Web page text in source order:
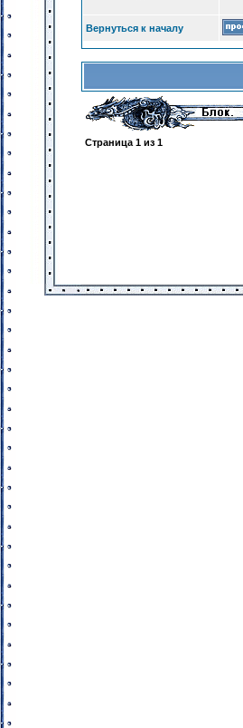
Вернуться к началу
Страница 1 из 1